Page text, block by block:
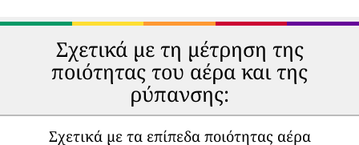
Σχετικά με τη μέτρηση της
ποιότητας του αέρα και της
ρύπανσης:
Σχετικά με τα επίπεδα ποιότητας αέρα